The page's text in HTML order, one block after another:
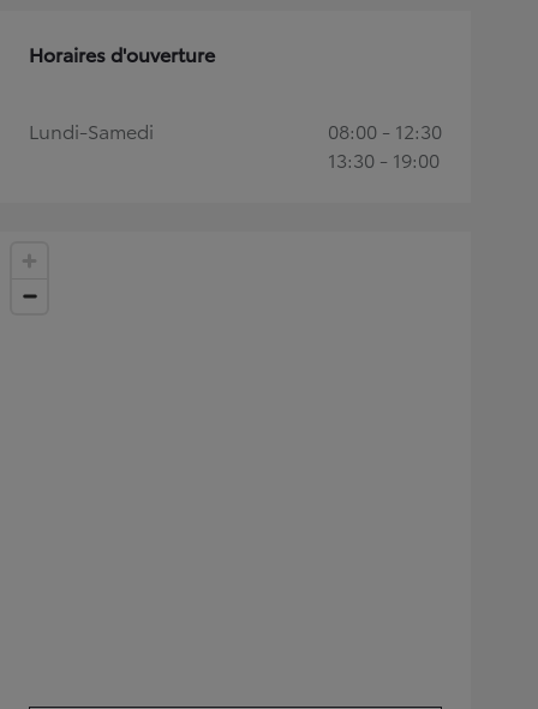
Horaires d'ouverture
Lundi-Samedi
08:00 - 12:30
13:30 - 19:00